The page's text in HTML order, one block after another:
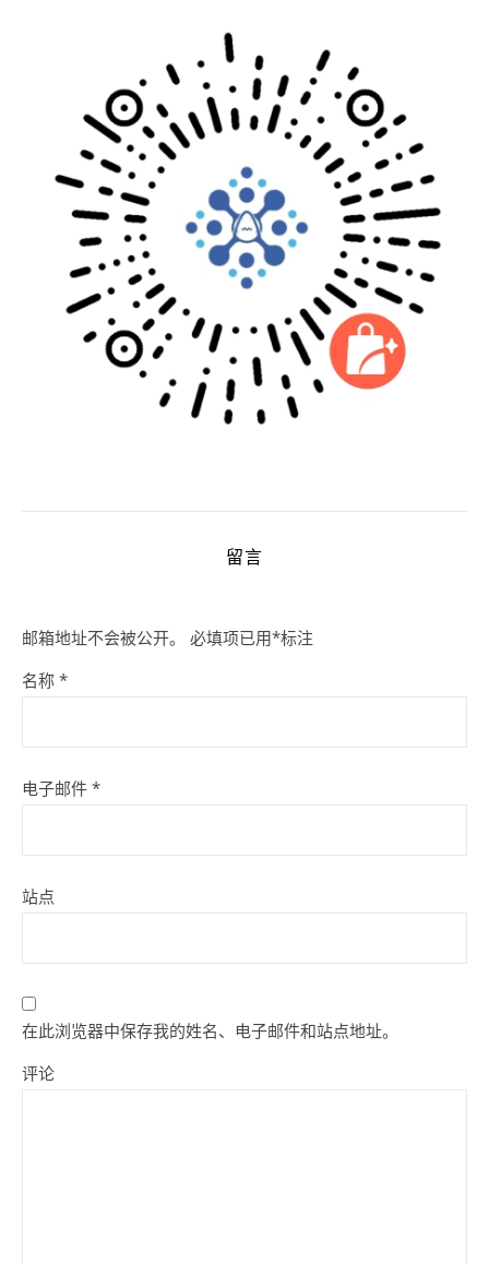
留言
邮箱地址不会被公开。 必填项已用*标注
名称 *
电子邮件 *
站点
在此浏览器中保存我的姓名、电子邮件和站点地址。
评论